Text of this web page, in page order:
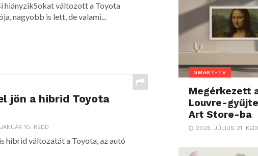
hiányzikSokat változott a Toyota
nagyobb is lett, de valami...
jön a hibrid Toyota
10. KEDD
hibrid változatát a Toyota, az autó
SMART-TV
Megérkezett
Louvre-
Art Store-ba
2026. JÚLIUS 21.